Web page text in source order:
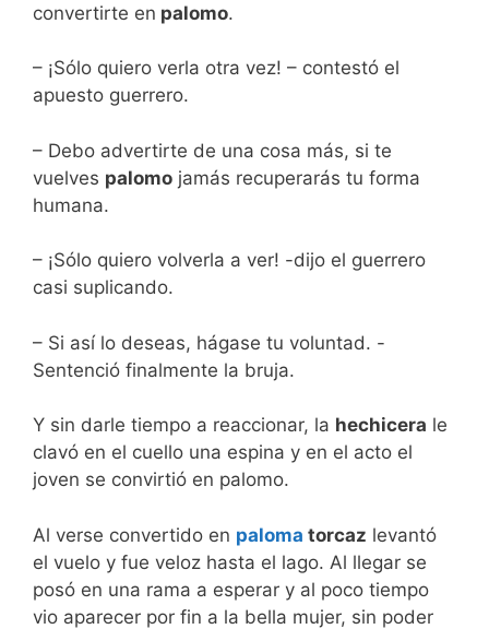
convertirte en palomo.
– ¡Sólo quiero verla otra vez! – contestó el
apuesto guerrero.
– Debo advertirte de una cosa más, si te
vuelves palomo jamás recuperarás tu forma
humana.
– ¡Sólo quiero volverla a ver! -dijo el guerrero
casi suplicando.
– Si así lo deseas, hágase tu voluntad. -
Sentenció finalmente la bruja.
Y sin darle tiempo a reaccionar, la hechicera le
clavó en el cuello una espina y en el acto el
joven se convirtió en palomo.
Al verse convertido en paloma torcaz levantó
el vuelo y fue veloz hasta el lago. Al llegar se
posó en una rama a esperar y al poco tiempo
vio aparecer por fin a la bella mujer, sin poder